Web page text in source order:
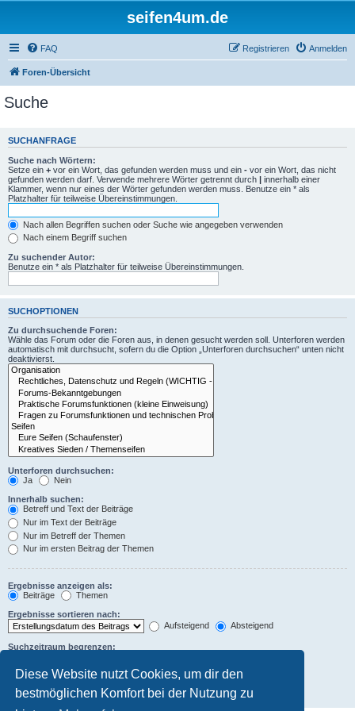
Diese Website nutzt Cookies, um dir den
bestmöglichen Komfort bei der Nutzung zu
seifen4um.de
FAQ Anmelden
Registrieren
Foren-Übersicht
Suche
SUCHANFRAGE
Suche nach Wörtern:
Setze ein + vor ein Wort, das gefunden werden muss und ein - vor ein Wort, das nicht
gefunden werden darf. Verwende mehrere Wörter getrennt durch | innerhalb einer
Klammer, wenn nur eines der Wörter gefunden werden muss. Benutze ein * als
Platzhalter für teilweise Übereinstimmungen.
Nach allen Begriffen suchen oder Suche wie angegeben verwenden
Nach einem Begriff suchen
Zu suchender Autor:
Benutze ein * als Platzhalter für teilweise Übereinstimmungen.
SUCHOPTIONEN
Zu durchsuchende Foren:
Wähle das Forum oder die Foren aus, in denen gesucht werden soll. Unterforen werden
automatisch mit durchsucht, sofern du die Option „Unterforen durchsuchen“ unten nicht
deaktivierst.
Unterforen durchsuchen:
Ja
Nein
Innerhalb suchen:
Betreff und Text der Beiträge
Nur im Text der Beiträge
Nur im Betreff der Themen
Nur im ersten Beitrag der Themen
Ergebnisse anzeigen als:
Beiträge
Themen
Ergebnisse sortieren nach:
Aufsteigend
Absteigend
Suchzeitraum begrenzen:
Die ersten:
Zeichen der Beiträge anzeigen